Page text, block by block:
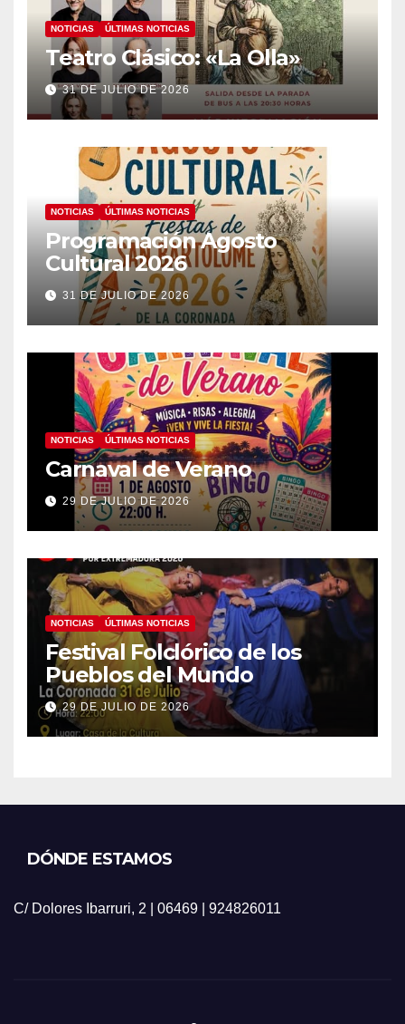
NOTICIAS ÚLTIMAS NOTICIAS
Teatro Clásico: «La Olla»
31 DE JULIO DE 2026
NOTICIAS ÚLTIMAS NOTICIAS
Programación Agosto
Cultural 2026
31 DE JULIO DE 2026
NOTICIAS ÚLTIMAS NOTICIAS
Carnaval de Verano
29 DE JULIO DE 2026
NOTICIAS ÚLTIMAS NOTICIAS
Festival Folclórico de los
Pueblos del Mundo
29 DE JULIO DE 2026
DÓNDE ESTAMOS
C/ Dolores Ibarruri, 2 | 06469 | 924826011